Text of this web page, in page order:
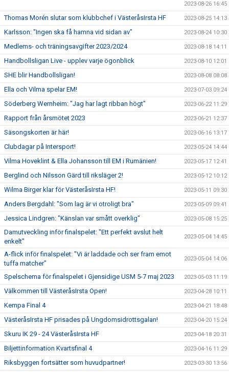
2023-08-26 16:45
Thomas Morén slutar som klubbchef i VästeråsIrsta HF 2023-08-25 14:13
Karlsson: "Ingen ska få hamna vid sidan av" 2023-08-24 10:30
Medlems- och träningsavgifter 2023/2024 2023-08-18 14:11
Handbollsligan Live - upplev varje ögonblick 2023-08-10 12:01
SHE blir Handbollsligan! 2023-08-08 08:08
Ella och Vilma spelar EM! 2023-07-03 09:24
Söderberg Wernheim: "Jag har lagt ribban högt" 2023-06-22 11:29
Rapport från årsmötet 2023 2023-06-21 12:37
Säsongskorten är här! 2023-06-16 13:17
Clubdagar på Intersport! 2023-05-24 14:44
Vilma Hoveklint & Ella Johansson till EM i Rumänien! 2023-05-17 12:41
Berglind och Nilsson Gärd till riksläger 2! 2023-05-12 10:12
Wilma Birger klar för VästeråsIrsta HF! 2023-05-11 09:30
Anders Bergdahl: "Som lag är vi otroligt bra" 2023-05-09 09:41
Jessica Lindgren: "Känslan var smått overklig" 2023-05-08 15:25
Damutveckling inför finalspelet: "Ett perfekt avslut helt
enkelt"
2023-05-04 14:45
A-flick inför finalspelet: "Vi är laddade och ser fram emot
tuffa matcher"
2023-05-04 14:06
Spelschema för finalspelet i Gjensidige USM 5-7 maj 2023 2023-05-03 11:19
Välkommen till VästeråsIrsta Open! 2023-04-28 10:11
Kempa Final 4 2023-04-21 18:48
VästeråsIrsta HF prisades på Ungdomsidrottsgalan! 2023-04-20 15:24
Skuru IK 29 - 24 VästeråsIrsta HF 2023-04-18 20:31
Biljettinformation Kvartsfinal 4 2023-04-16 11:29
Riksbyggen fortsätter som huvudpartner! 2023-03-30 13:56